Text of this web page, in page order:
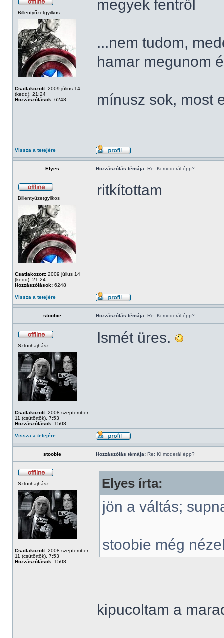
Billentyűzetgyilkos
Csatlakozott: 2009 július 14
(kedd), 21:24
Hozzászólások: 6248
megyek fentről
...nem tudom,
hamar megunom
mínusz sok, most
Vissza a tetejére
Elyes Hozzászólás témája: Re: Ki moderál épp?
Billentyűzetgyilkos
Csatlakozott: 2009 július 14
(kedd), 21:24
Hozzászólások: 6248
ritkítottam
Vissza a tetejére
stoobie Hozzászólás témája: Re: Ki moderál épp?
Sztorihajhász
Csatlakozott: 2008 szeptember
11 (csütörtök), 7:53
Hozzászólások: 1508
Ismét üres.
Vissza a tetejére
stoobie Hozzászólás témája: Re: Ki moderál épp?
Sztorihajhász
Csatlakozott: 2008 szeptember
11 (csütörtök), 7:53
Hozzászólások: 1508
Elyes írta:
jön a váltás;
stoobie még
kipucoltam a